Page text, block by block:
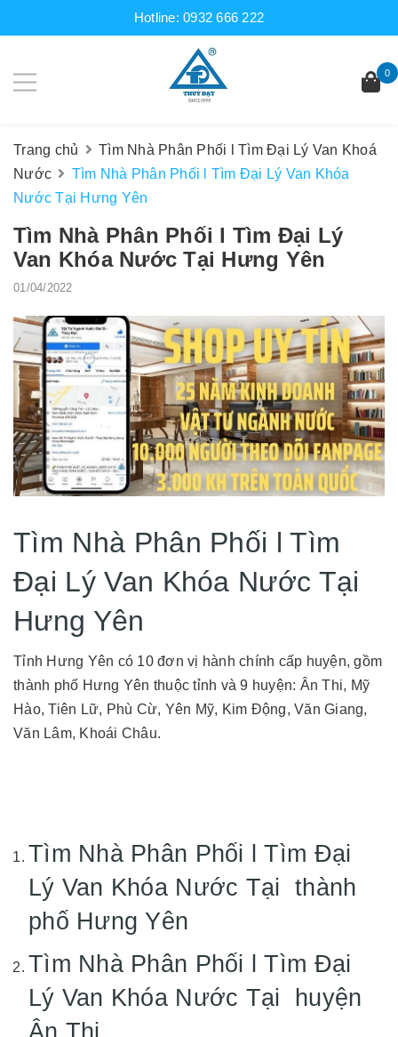
Hotline:0932 666 222
0
Trang chủ
Tìm Nhà Phân Phối l Tìm Đại Lý Van Khoá
Nước
Tìm Nhà Phân Phối l Tìm Đại Lý Van Khóa
Nước Tại Hưng Yên
Tìm Nhà Phân Phối l Tìm Đại Lý
Van Khóa Nước Tại Hưng Yên
01/04/2022
Tìm Nhà Phân Phối l Tìm
Đại Lý Van Khóa Nước Tại
Hưng Yên
Tỉnh Hưng Yên có 10 đơn vị hành chính cấp huyện, gồm
thành phố Hưng Yên thuộc tỉnh và 9 huyện: Ân Thi, Mỹ
Hào, Tiên Lữ, Phù Cừ, Yên Mỹ, Kim Động, Văn Giang,
Văn Lâm, Khoái Châu.
Tìm Nhà Phân Phối l Tìm Đại
Lý Van Khóa Nước Tại thành
phố Hưng Yên
Tìm Nhà Phân Phối l Tìm Đại
Lý Van Khóa Nước Tại huyện
Ân Thi